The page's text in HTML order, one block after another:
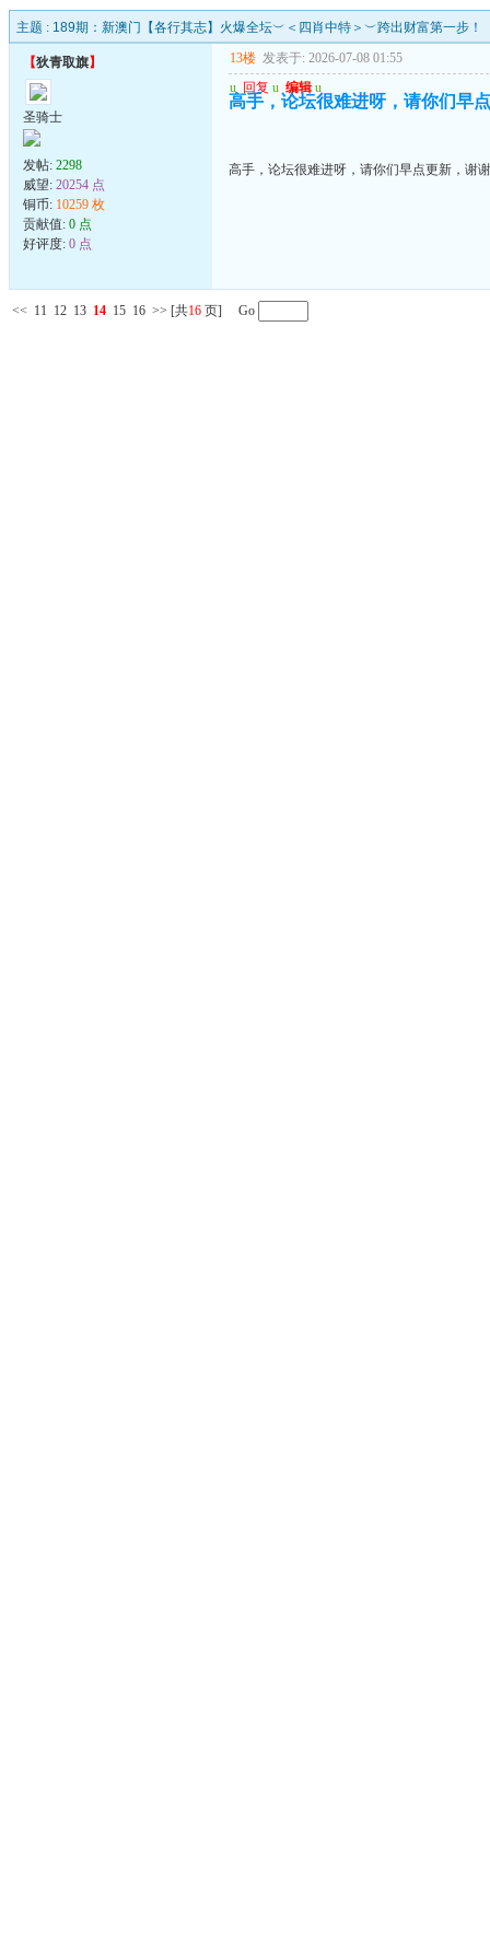
主题 : 189期：新澳门【各行其志】火爆全坛︶＜四肖中特＞︶跨出财富第一步！
【狄青取旗】
圣骑士
发帖: 2298
威望: 20254 点
铜币: 10259 枚
贡献值: 0 点
好评度: 0 点
13楼 发表于: 2026-07-08 01:55
u 回复 u 编辑 u
高手，论坛很难进呀，请你们早
高手，论坛很难进呀，请你们早点更新，谢谢
<< 11 12 13 14 15 16 >> [共16 页] Go